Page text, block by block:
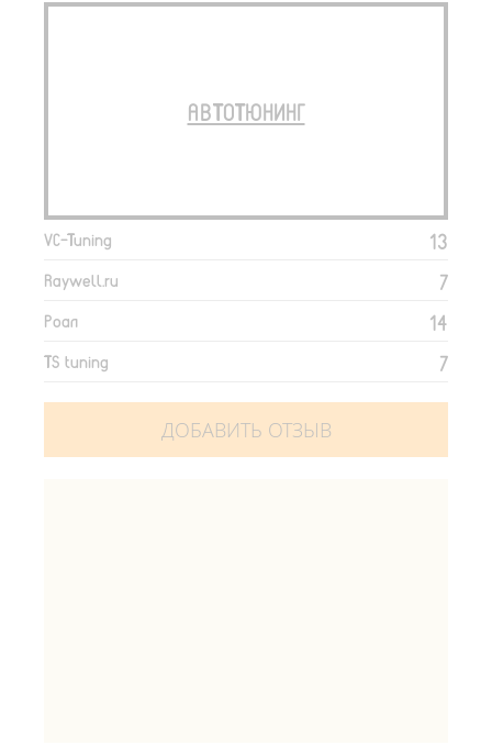
АВТОТЮНИНГ
13
VC-Tuning
7
Raywell.ru
14
Роал
7
TS tuning
ДОБАВИТЬ ОТЗЫВ